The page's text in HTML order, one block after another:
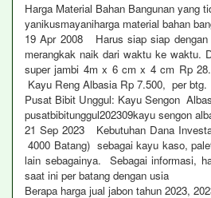
Harga Material Bahan Bangunan yang
yanikusmayaniharga material bahan
19 Apr 2008 Harus siap siap dengan
merangkak naik dari waktu ke waktu.
super jambi 4m x 6 cm x 4 cm Rp
Kayu Reng Albasia Rp 7.500, per btg.
Pusat Bibit Unggul: Kayu Sengon
pusatbibitunggul202309kayu sengon
21 Sep 2023 Kebutuhan Dana
4000 Batang) sebagai kayu kaso,
lain sebagainya. Sebagai informasi,
saat ini per batang dengan usia
Berapa harga jual jabon tahun 2023,